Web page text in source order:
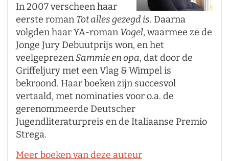
In 2007 verscheen haar
eerste roman Tot alles gezegd is. Daarna
volgden haar YA-roman Vogel, waarmee ze de
Jonge Jury Debuutprijs won, en het
veelgeprezenSammie en opa, dat door de
Griffeljury met een Vlag & Wimpel is
bekroond. Haar boeken zijn succesvol
vertaald, met nominaties voor o.a. de
gerenommeerde Deutscher
Jugendliteraturpreis en de Italiaanse Premio
Strega.
Meer boeken van deze auteur